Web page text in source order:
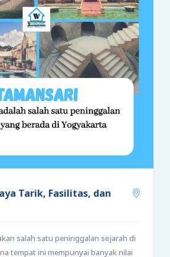
Tarik, Fasilitas, dan
salah satu peninggalan sejarah di
tempat ini mempunyai banyak nilai